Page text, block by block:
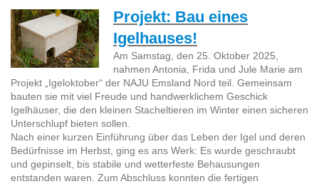
Projekt: Bau eines
Igelhauses!
Am Samstag, den 25. Oktober 2025,
nahmen Antonia, Frida und Jule Marie am
Projekt „Igeloktober“ der NAJU Emsland Nord teil. Gemeinsam
bauten sie mit viel Freude und handwerklichem Geschick
Igelhäuser, die den kleinen Stacheltieren im Winter einen sicheren
Unterschlupf bieten sollen.
Nach einer kurzen Einführung über das Leben der Igel und deren
Bedürfnisse im Herbst, ging es ans Werk: Es wurde geschraubt
und gepinselt, bis stabile und wetterfeste Behausungen
entstanden waren. Zum Abschluss konnten die fertigen